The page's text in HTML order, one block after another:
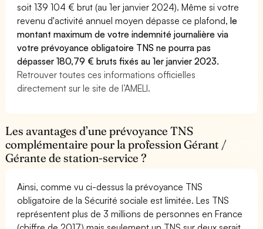
soit 139 104 € brut (au 1er janvier 2024). Même si votre
revenu d'activité annuel moyen dépasse ce plafond,le
montant maximum de votre indemnité journalière via
votre prévoyance obligatoire TNS ne pourra pas
dépasser 180,79 € bruts fixés au 1er janvier 2023.
Retrouver toutes ces informations officielles
directement sur le site de l’AMELI.
Les avantages d’une prévoyance TNS
complémentaire pour la profession Gérant /
Gérante de station-service ?
Ainsi, comme vu ci-dessus la prévoyance TNS
obligatoire de la Sécurité sociale est limitée. Les TNS
représentent plus de 3 millions de personnes en France